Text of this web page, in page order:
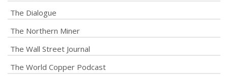
The Dialogue
The Northern Miner
The Wall Street Journal
The World Copper Podcast